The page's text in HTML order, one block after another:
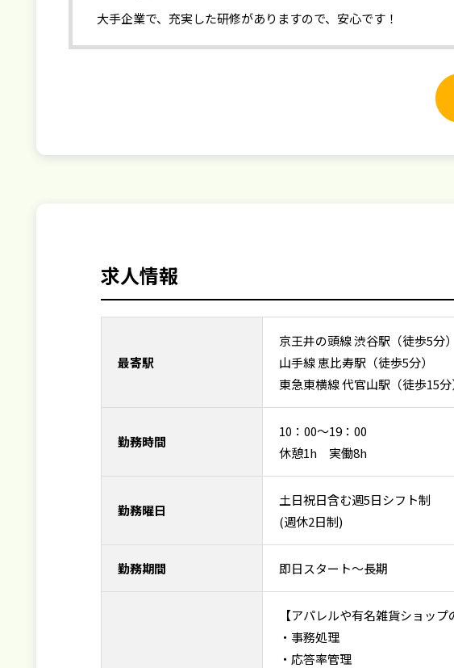
大手企業で、充実した研修がありますので、安心です！
求人情報
最寄駅
京王井の頭線 渋谷駅（徒歩5分）
山手線 恵比寿駅（徒歩5分）
東急東横線 代官山駅（徒歩15分
勤務時間
10：00～19：00
休憩1h 実働8h
勤務曜日
土日祝日含む週5日シフト制
(週休2日制)
勤務期間 即日スタート～長期
【アパレルや有名雑貨ショッ
・事務処理
・応答率管理